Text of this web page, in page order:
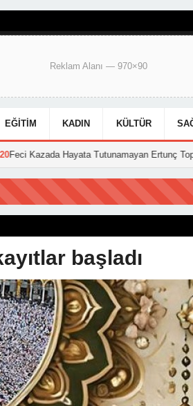
Reklam Alanı — 970×90
EĞITIM KADIN KÜLTÜR
Hayata Tutunamayan Ertunç Toprağa Verildi
başladı